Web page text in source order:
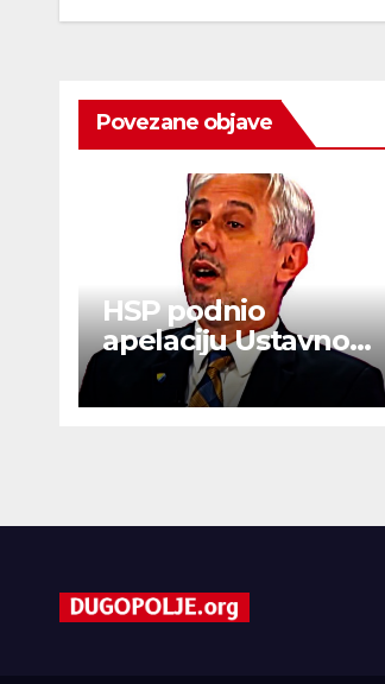
Povezane objave
HSP podnio
apelaciju Ustavnom
sudu BiH protiv
ovjere kandidature